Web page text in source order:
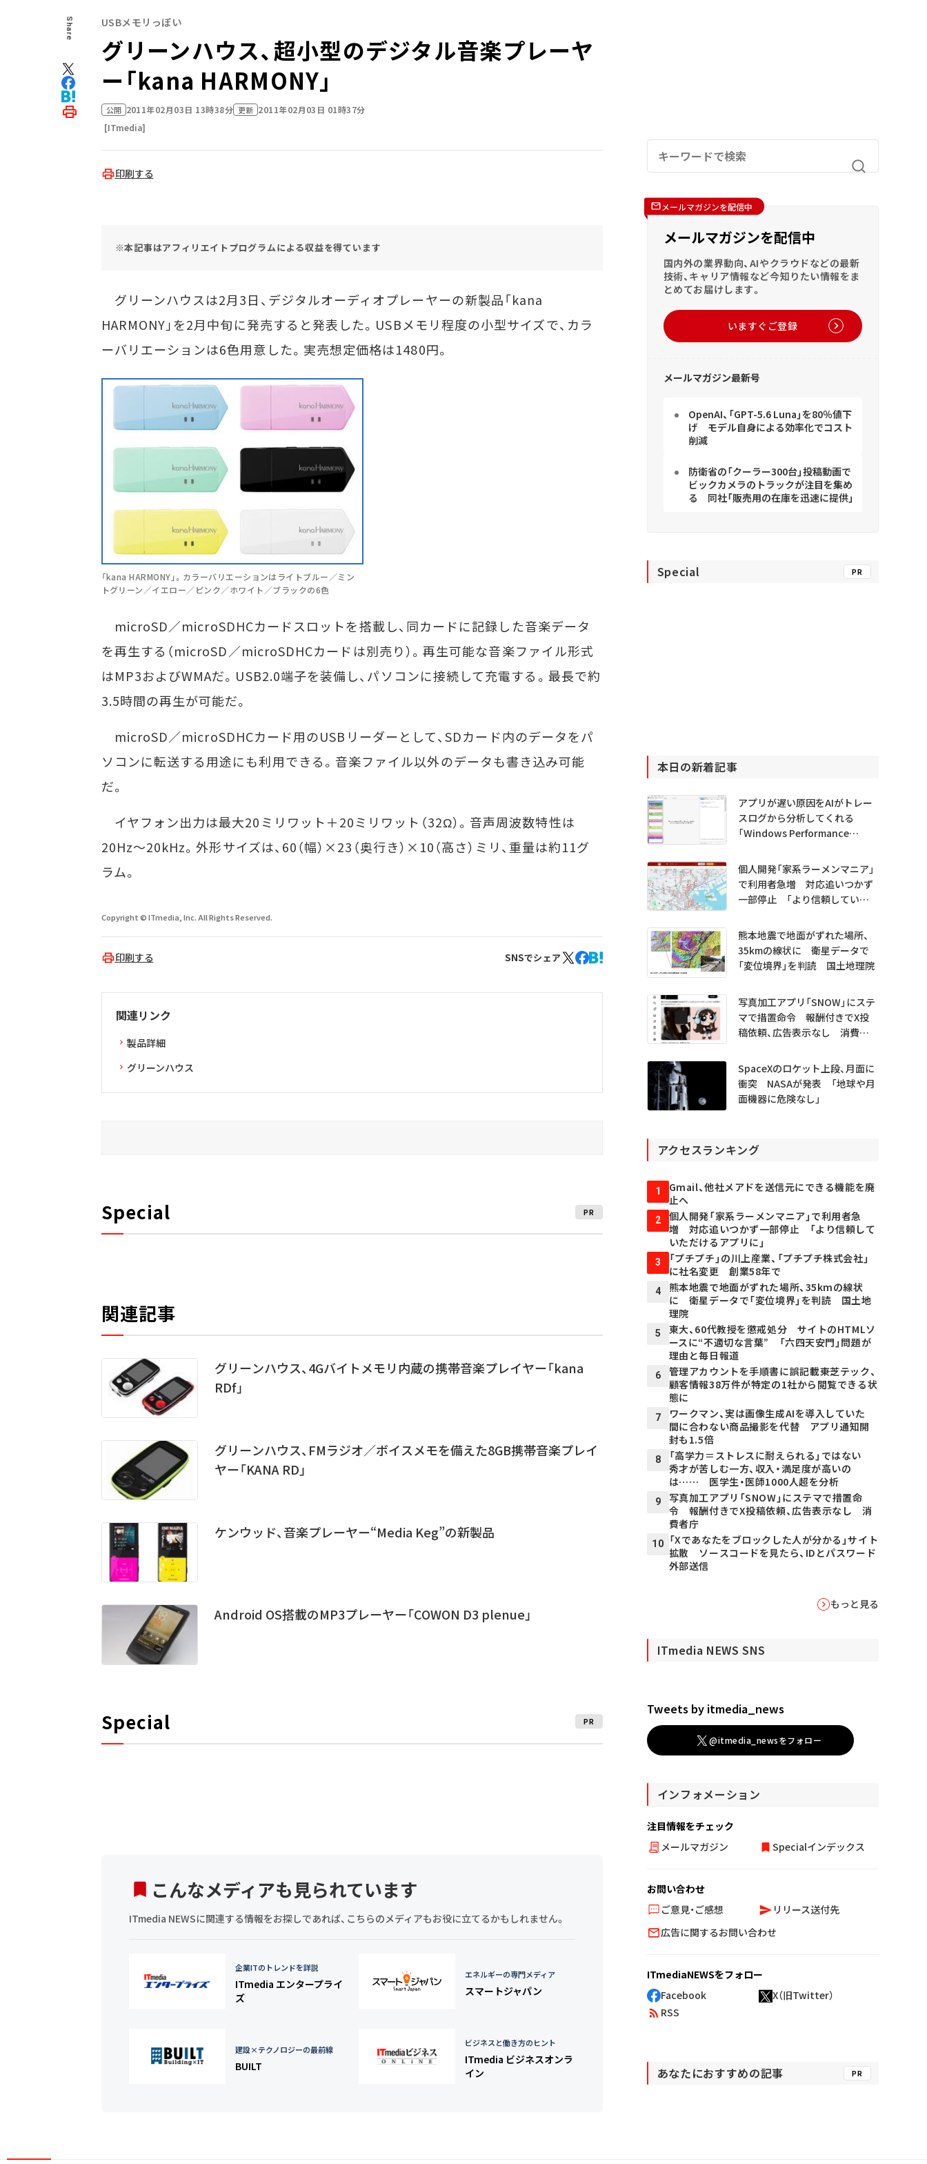
Share USBメモリっぽい
グリーンハウス、超小型のデジタル音楽プレーヤ
ー「kana HARMONY」
公開 2011年02月03日 13時38分 更新 2011年02月03日 01時37分
[ITmedia]
印刷する
※本記事はアフィリエイトプログラムによる収益を得ています
グリーンハウスは2月3日、デジタルオーディオプレーヤーの新製品「kana
HARMONY」を2月中旬に発売すると発表した。USBメモリ程度の小型サイズで、カラ
ーバリエーションは6色用意した。実売想定価格は1480円。
「kana HARMONY」。カラーバリエーションはライトブルー／ミン
トグリーン／イエロー／ピンク／ホワイト／ブラックの6色
microSD／microSDHCカードスロットを搭載し、同カードに記録した音楽データ
を再生する（microSD／microSDHCカードは別売り）。再生可能な音楽ファイル形式
はMP3およびWMAだ。USB2.0端子を装備し、パソコンに接続して充電する。最長で約
3.5時間の再生が可能だ。
microSD／microSDHCカード用のUSBリーダーとして、SDカード内のデータをパ
ソコンに転送する用途にも利用できる。音楽ファイル以外のデータも書き込み可能
だ。
イヤフォン出力は最大20ミリワット＋20ミリワット（32Ω）。音声周波数特性は
20Hz～20kHz。外形サイズは、60（幅）×23（奥行き）×10（高さ）ミリ、重量は約11グ
ラム。
Copyright © ITmedia, Inc. All Rights Reserved.
印刷する SNSでシェア
関連リンク
製品詳細
グリーンハウス
Special PR
関連記事
グリーンハウス、4Gバイトメモリ内蔵の携帯音楽プレイヤー「kana
RDf」
グリーンハウス、FMラジオ／ボイスメモを備えた8GB携帯音楽プレイ
ヤー「KANA RD」
ケンウッド、音楽プレーヤー“Media Keg”の新製品
Android OS搭載のMP3プレーヤー「COWON D3 plenue」
Special PR
こんなメディアも見られています
ITmedia NEWSに関連する情報をお探しであれば、こちらのメディアもお役に立てるかもしれません。
企業ITのトレンドを詳説
ITmedia エンタープライ
ズ
エネルギーの専門メディア
スマートジャパン
建設×テクノロジーの最前線
BUILT
ビジネスと働き方のヒント
ITmedia ビジネスオンラ
イン
メールマガジンを配信中
メールマガジンを配信中
国内外の業界動向、AIやクラウドなどの最新
技術、キャリア情報など今知りたい情報をま
とめてお届けします。
いますぐご登録
メールマガジン最新号
OpenAI、「GPT-5.6 Luna」を80％値下
げ モデル自身による効率化でコスト
削減
防衛省の「クーラー300台」投稿動画で
ビックカメラのトラックが注目を集め
る 同社「販売用の在庫を迅速に提供」
Special PR
本日の新着記事
アプリが遅い原因をAIがトレー
スログから分析してくれる
「Windows Performance
プレビュー公開
個人開発「家系ラーメンマニア」
で利用者急増 対応追いつかず
一部停止 「より信頼していた
熊本地震で地面がずれた場所、
35kmの線状に 衛星データで
「変位境界」を判読 国土地理院
写真加工アプリ「SNOW」にステ
マで措置命令 報酬付きでX投
稿依頼、広告表示なし 消費者
SpaceXのロケット上段、月面に
衝突 NASAが発表 「地球や月
面機器に危険なし」
アクセスランキング
1
Gmail、他社メアドを送信元にできる機能を廃
止へ
2
個人開発「家系ラーメンマニア」で利用者急
増 対応追いつかず一部停止 「より信頼して
いただけるアプリに」
3
「プチプチ」の川上産業、「プチプチ株式会社」
に社名変更 創業58年で
4
熊本地震で地面がずれた場所、35kmの線状
に 衛星データで「変位境界」を判読 国土地
理院
5
東大、60代教授を懲戒処分 サイトのHTMLソ
ースに“不適切な言葉” 「六四天安門」問題が
理由と毎日報道
6
管理アカウントを手順書に誤記載――東芝テック、
顧客情報38万件が特定の1社から閲覧できる状
態に
7
ワークマン、実は画像生成AIを導入していた
間に合わない商品撮影を代替 アプリ通知開
封も1.5倍
8
「高学力＝ストレスに耐えられる」ではない
秀才が苦しむ一方、収入・満足度が高いの
は…… 医学生・医師1000人超を分析
9
写真加工アプリ「SNOW」にステマで措置命
令 報酬付きでX投稿依頼、広告表示なし 消
費者庁
10
「Xであなたをブロックした人が分かる」サイト
拡散 ソースコードを見たら、IDとパスワード
外部送信
もっと見る
ITmedia NEWS SNS
Tweets by itmedia_news
@itmedia_newsをフォロー
インフォメーション
注目情報をチェック
メールマガジン
Specialインデックス
お問い合わせ
ご意見・ご感想
リリース送付先
広告に関するお問い合わせ
ITmediaNEWSをフォロー
Facebook
X（旧Twitter）
RSS
あなたにおすすめの記事 PR